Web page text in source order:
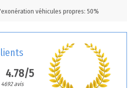
véhicules propres: 50%
4.78/5
avis